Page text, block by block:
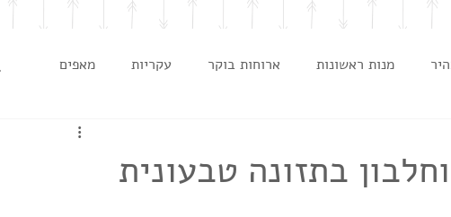
מנות ראשונות ארוחות בוקר עקריות מאפים
בתזונה טבעונית